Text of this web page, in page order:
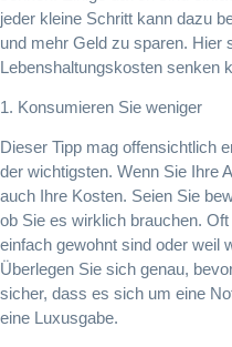
jeder kleine Schritt kann dazu
und mehr Geld zu sparen. Hier
Lebenshaltungskosten senken
1. Konsumieren Sie weniger
Dieser Tipp mag offensichtlich
der wichtigsten. Wenn Sie Ihre
auch Ihre Kosten. Seien Sie
ob Sie es wirklich brauchen.
einfach gewohnt sind oder weil
Überlegen Sie sich genau,
sicher, dass es sich um eine
eine Luxusgabe.